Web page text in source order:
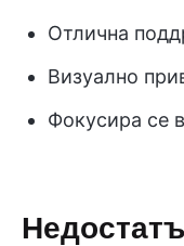
Отлична
Визуално
Фокусира се